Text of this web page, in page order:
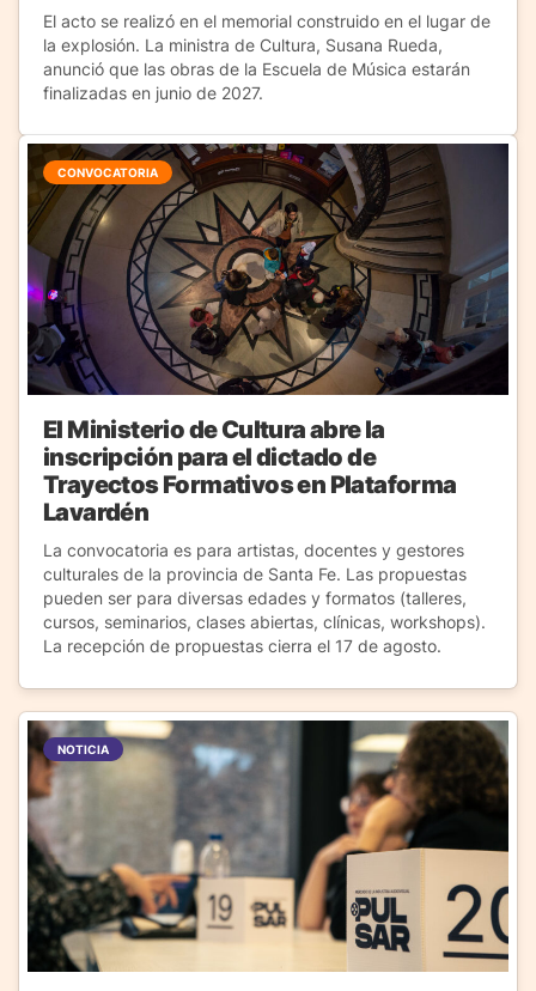
El acto se realizó en el memorial construido en el lugar de
la explosión. La ministra de Cultura, Susana Rueda,
anunció que las obras de la Escuela de Música estarán
finalizadas en junio de 2027.
CONVOCATORIA
El Ministerio de Cultura abre la
inscripción para el dictado de
Trayectos Formativos en Plataforma
Lavardén
La convocatoria es para artistas, docentes y gestores
culturales de la provincia de Santa Fe. Las propuestas
pueden ser para diversas edades y formatos (talleres,
cursos, seminarios, clases abiertas, clínicas, workshops).
La recepción de propuestas cierra el 17 de agosto.
NOTICIA